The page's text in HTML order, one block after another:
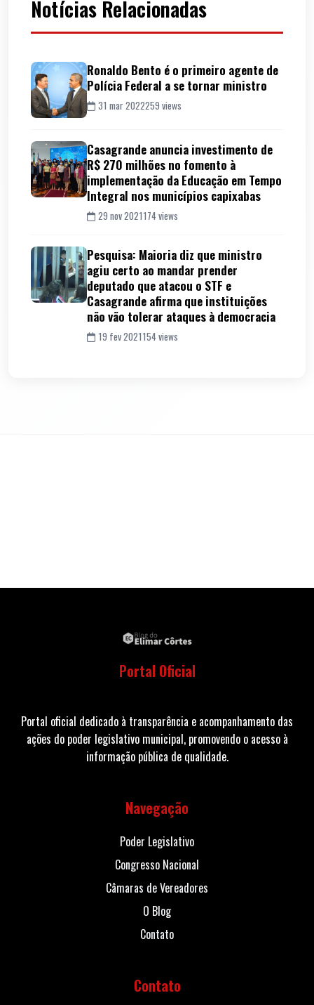
Notícias Relacionadas
Ronaldo Bento é o primeiro agente de
Polícia Federal a se tornar ministro
31 mar 2022259 views
Casagrande anuncia investimento de
R$ 270 milhões no fomento à
implementação da Educação em Tempo
Integral nos municípios capixabas
29 nov 2021174 views
Pesquisa: Maioria diz que ministro
agiu certo ao mandar prender
deputado que atacou o STF e
Casagrande afirma que instituições
não vão tolerar ataques à democracia
19 fev 2021154 views
Portal Oficial
Portal oficial dedicado à transparência e acompanhamento das
ações do poder legislativo municipal, promovendo o acesso à
informação pública de qualidade.
Navegação
Poder Legislativo
Congresso Nacional
Câmaras de Vereadores
O Blog
Contato
Contato